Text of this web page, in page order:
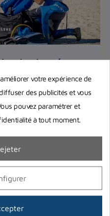
de plongée :
pour bien
votre premier
votre expérience de
des publicités et vous
pouvez paramétrer et
à tout moment.